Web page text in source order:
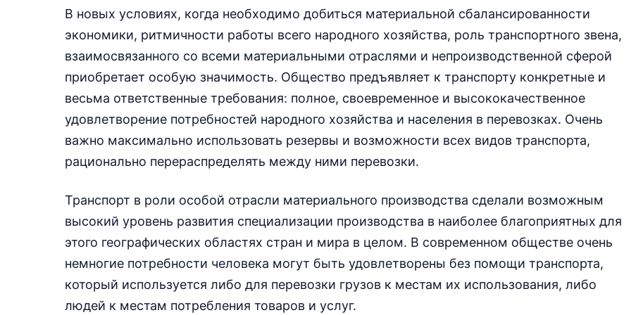
В новых условиях, когда необходимо добиться материальной сбалансированности
экономики, ритмичности работы всего народного хозяйства, роль транспортного звена,
взаимосвязанного со всеми материальными отраслями и непроизводственной сферой
приобретает особую значимость. Общество предъявляет к транспорту конкретные и
весьма ответственные требования: полное, своевременное и высококачественное
удовлетворение потребностей народного хозяйства и населения в перевозках. Очень
важно максимально использовать резервы и возможности всех видов транспорта,
рационально перераспределять между ними перевозки.
Транспорт в роли особой отрасли материального производства сделали возможным
высокий уровень развития специализации производства в наиболее благоприятных для
этого географических областях стран и мира в целом. В современном обществе очень
немногие потребности человека могут быть удовлетворены без помощи транспорта,
который используется либо для перевозки грузов к местам их использования, либо
людей к местам потребления товаров и услуг.